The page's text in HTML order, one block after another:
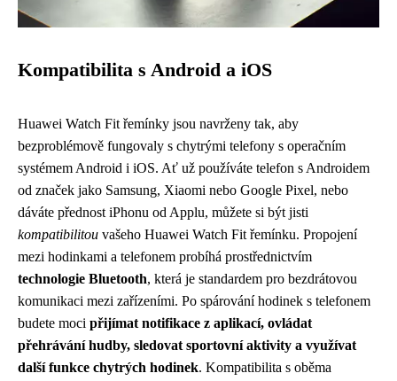
Kompatibilita s Android a iOS
Huawei Watch Fit řemínky jsou navrženy tak, aby
bezproblémově fungovaly s chytrými telefony s operačním
systémem Android i iOS. Ať už používáte telefon s Androidem
od značek jako Samsung, Xiaomi nebo Google Pixel, nebo
dáváte přednost iPhonu od Applu, můžete si být jisti
kompatibilitou vašeho Huawei Watch Fit řemínku. Propojení
mezi hodinkami a telefonem probíhá prostřednictvím
technologie Bluetooth, která je standardem pro bezdrátovou
komunikaci mezi zařízeními. Po spárování hodinek s telefonem
budete moci přijímat notifikace z aplikací, ovládat
přehrávání hudby, sledovat sportovní aktivity a využívat
další funkce chytrých hodinek. Kompatibilita s oběma